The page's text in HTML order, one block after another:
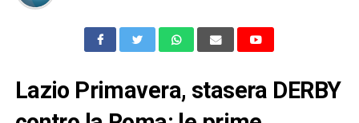
Lazio Primavera, stasera DERBY